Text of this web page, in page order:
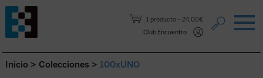
1 producto
24,00€
Club Encuentro
Saltar al contenido.
Inicio > Colecciones > 100xUNO